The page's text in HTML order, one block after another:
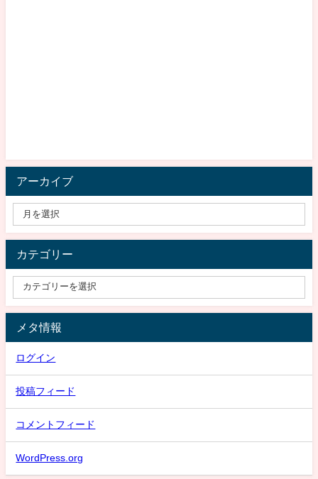
アーカイブ
カテゴリー
メタ情報
ログイン
投稿フィード
コメントフィード
WordPress.org